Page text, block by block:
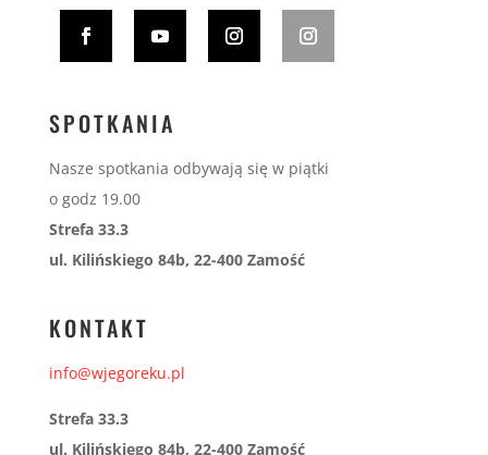
SPOTKANIA
Nasze spotkania odbywają się w piątki
o godz 19.00
Strefa 33.3
ul. Kilińskiego 84b, 22-400 Zamość
KONTAKT
info@wjegoreku.pl
Strefa 33.3
ul. Kilińskiego 84b, 22-400 Zamość